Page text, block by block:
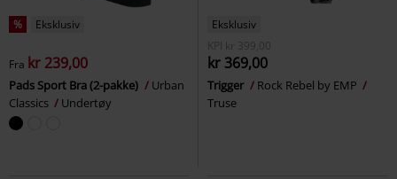
% Eksklusiv
Fra kr 239,00
Pads Sport Bra (2-pakke)
Urban
Classics
Undertøy
Eksklusiv
KPI
kr 399,00
kr 369,00
Trigger
Rock Rebel by EMP
Truse